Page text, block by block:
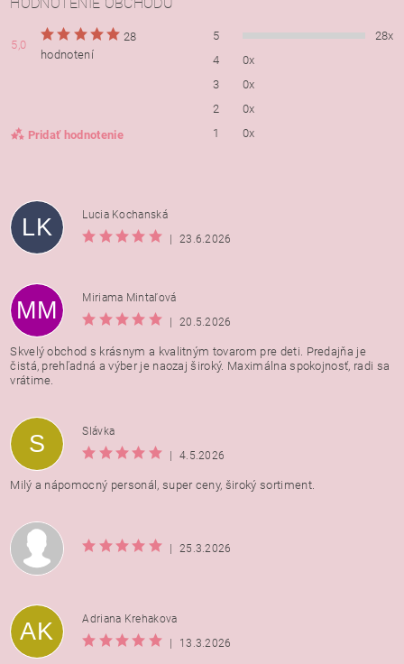
5,0
28
hodnotení
Pridať hodnotenie
5
28x
4
0x
3
0x
2
0x
1
0x
Vložením hodnotenie súhlasíte s
osobných údajov
LK
Lucia Kochanská
|
23.6.2026
MM
Miriama Mintaľová
|
20.5.2026
Skvelý obchod s krásnym a kvalitným tovarom pre deti. Predajňa je
čistá, prehľadná a výber je naozaj široký. Maximálna spokojnosť, radi sa
vrátime.
S
Slávka
|
4.5.2026
Milý a nápomocný personál, super ceny, široký sortiment.
| 25.3.2026
AK
Adriana Krehakova
|
13.3.2026